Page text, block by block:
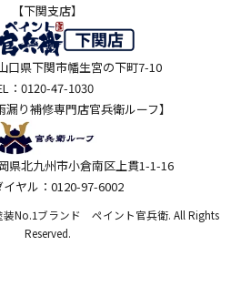
【下関支店】
口県下関市幡生宮の下町7-10
：0120-47-1030
漏り補修専門店官兵衛ルーフ】
県北九州市小倉南区上貫1-1-16
イヤル：0120-97-6002
No.1ブランド ペイント官兵衛. All Rights
Reserved.